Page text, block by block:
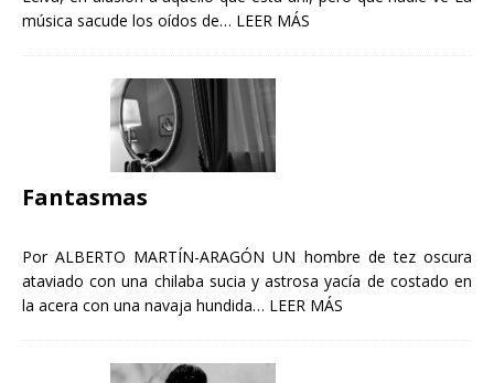
música sacude los oídos de… LEER MÁS
Fantasmas
Por ALBERTO MARTÍN-ARAGÓN UN hombre de tez oscura
ataviado con una chilaba sucia y astrosa yacía de costado en
la acera con una navaja hundida… LEER MÁS